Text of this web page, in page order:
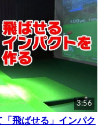
3:56
「飛ばせる」インパク